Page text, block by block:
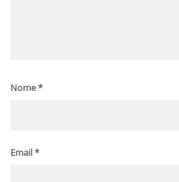
Nome*
Email*